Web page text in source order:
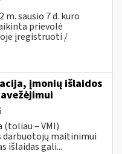
sausio 7 d. kuro
prievolė
įregistruoti /
įmonių išlaidos
(toliau – VMI)
darbuotojų maitinimui
išlaidas gali...